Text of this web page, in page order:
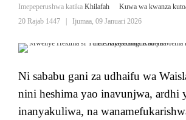
Imepeperushwa katika Khilafah
Kuwa wa kwanza
20 Rajab 1447
Ijumaa, 09 Januari 2026
Ni sababu gani za udhaifu wa
nini heshima yao inavunjwa, ardhi
inanyakuliwa, na